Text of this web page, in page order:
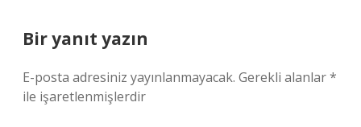
Bir yanıt yazın
E-posta adresiniz yayınlanmayacak. Gerekli alanlar*
ile işaretlenmişlerdir